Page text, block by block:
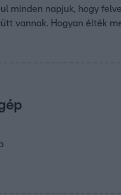
minden napjuk, hogy
vannak. Hogyan élték